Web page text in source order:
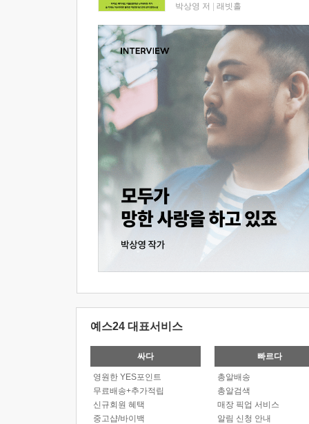
박상영 저 래빗홀
예스24 대표서비스
싸다
영원한 YES포인트
무료배송+추가적립
신규회원 혜택
중고샵/바이백
빠르다
총알배송
총알검색
매장 픽업 서비스
알림 신청 안내